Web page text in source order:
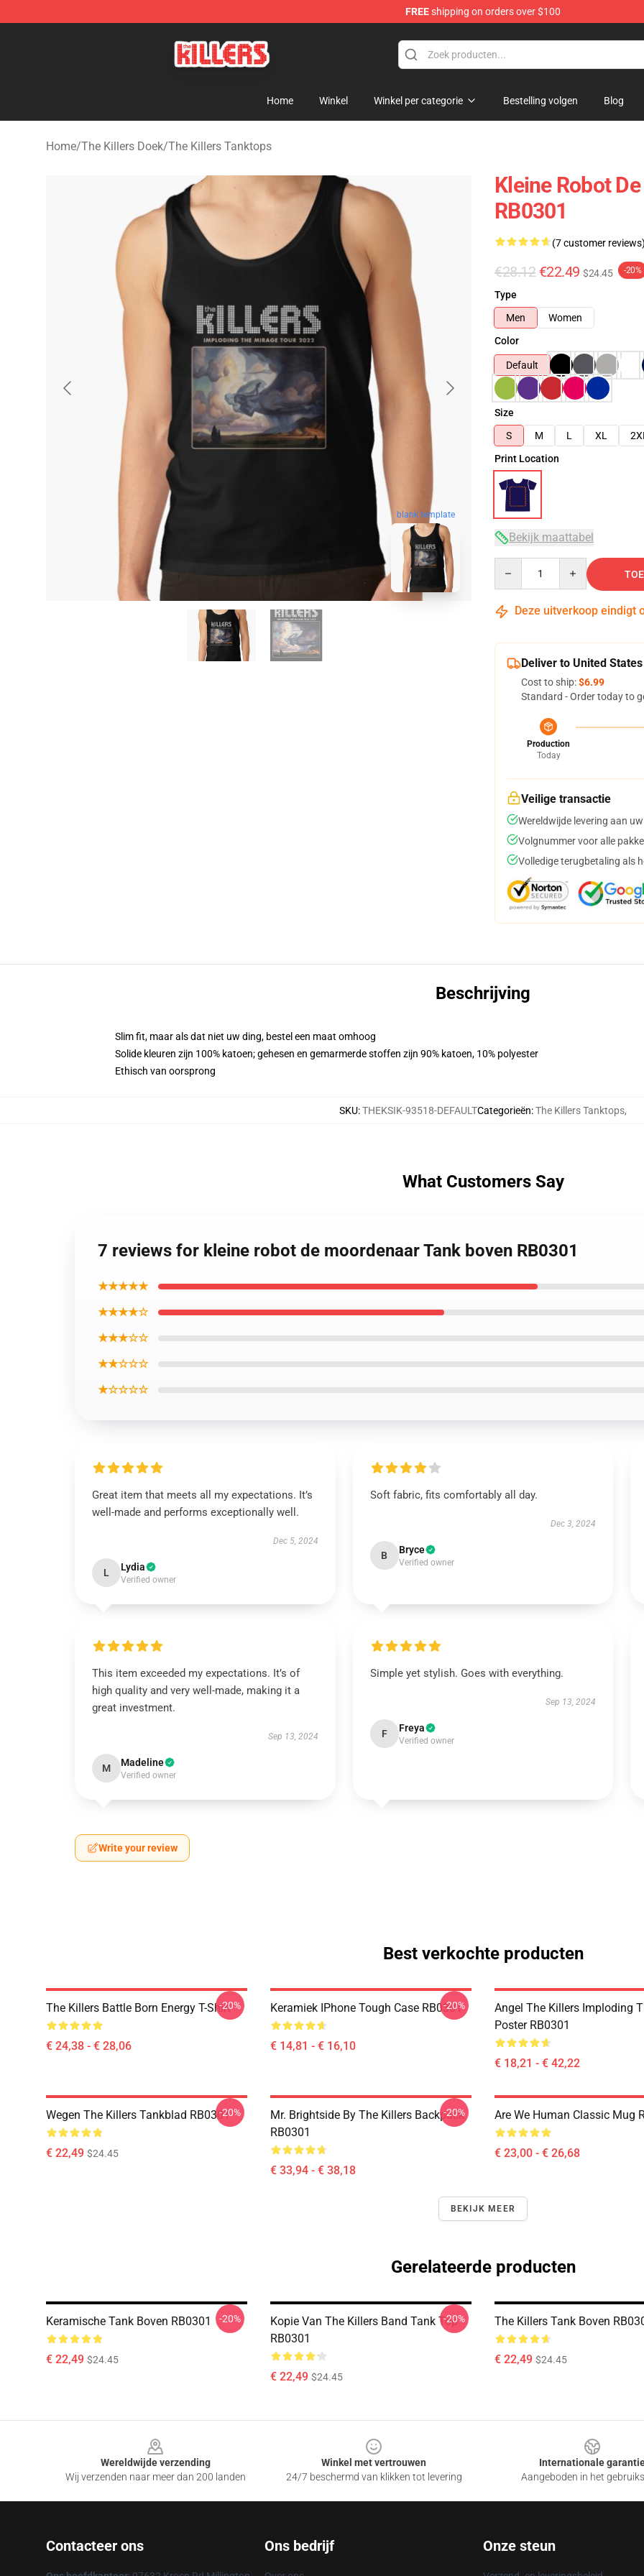
FREEshipping on orders over $100
Home Winkel Winkel per categorie Bestelling volgen Blog
Home/The Killers Doek/The Killers Tanktops
blank template
Kleine Robot
RB0301
(7 customer
€28.12 €22.49 $24.45 -20%
Type
Men
Women
Color
Default
Size
S
M L XL
Print Location
Bekijk maattabel
Deze uitverkoop eindigt
Deliver to United States
Cost to ship:$6.99
Standard - Order today to
Production
Today
Veilige transactie
Wereldwijde levering aan
Volgnummer voor alle
Volledige terugbetaling als
Beschrijving
Slim fit, maar als dat niet uw ding, bestel een maat omhoog
Solide kleuren zijn 100% katoen; gehesen en gemarmerde stoffen zijn 90% katoen, 10% polyester
Ethisch van oorsprong
SKU:THEKSIK-93518-DEFAULTCategorieën:The Killers Tanktops,
What Customers Say
7 reviews for kleine robot de moordenaar Tank boven RB0301
★★★★★
★★★★☆
★★★☆☆
★★☆☆☆
★☆☆☆☆
Great item that meets all my expectations. It’s
well-made and performs exceptionally well.
Dec 5, 2024
L Lydia
Verified owner
Soft fabric, fits comfortably all day.
Dec 3, 2024
B Bryce
Verified owner
This item exceeded my expectations. It’s of
high quality and very well-made, making it a
great investment.
Sep 13, 2024
M Madeline
Verified owner
Simple yet stylish. Goes with everything.
Sep 13, 2024
F Freya
Verified owner
Write your review
Best verkochte producten
The Killers Battle Born Energy T-Shirt
€ 24,38 - € 28,06
-20% Keramiek IPhone Tough Case RB0301
€ 14,81 - € 16,10
-20%
Angel The Killers Imploding
Poster RB0301
€ 18,21 - € 42,22
Wegen The Killers Tankblad RB0301
€ 22,49 $24.45
-20%
Mr. Brightside By The Killers Backpack
RB0301
€ 33,94 - € 38,18
-20% Are We Human Classic Mug
€ 23,00 - € 26,68
BEKIJK MEER
Gerelateerde producten
Keramische Tank Boven RB0301
€ 22,49 $24.45
-20%
Kopie Van The Killers Band Tank Top
RB0301
€ 22,49 $24.45
-20% The Killers Tank Boven
€ 22,49 $24.45
Wereldwijde verzending
Wij verzenden naar meer dan 200 landen
Winkel met vertrouwen
24/7 beschermd van klikken tot levering
Internationale
Aangeboden in het
Contacteer ons Ons bedrijf Onze steun